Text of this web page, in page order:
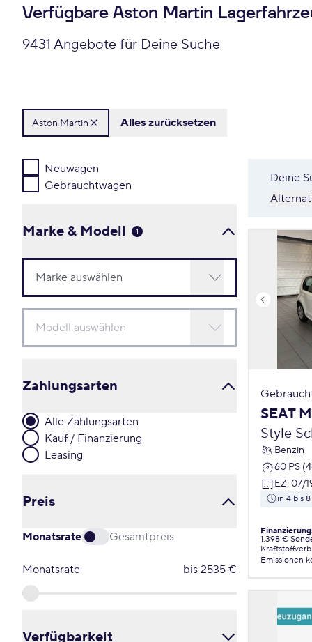
Verfügbare Aston Martin
9431 Angebote für Deine Suche
Aston Martin Alles zurücksetzen
Neuwagen
Gebrauchtwagen
Marke & Modell 1
Zahlungsarten
Alle Zahlungsarten
Kauf / Finanzierung
Leasing
Preis
Monatsrate Gesamtpreis
Monatsrate bis 2535 €
Verfügbarkeit
Deine
SEAT
Style
Benzin
60 PS
EZ: 07/
in 4 bis
1.398 €
Emissionen